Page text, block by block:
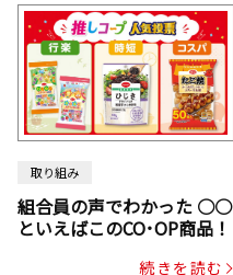
取り組み
組合員の声でわかった ○○
といえばこのCO･OP商品！
続きを読む